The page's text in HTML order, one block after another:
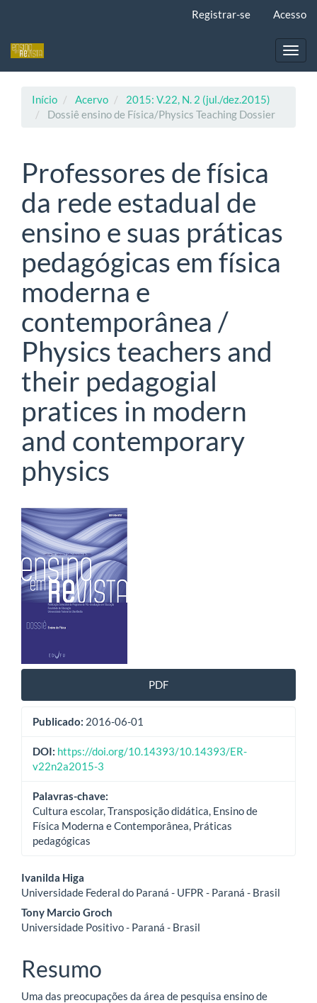
principal
Registrar-se Acesso
Início Acervo
2015: V.22, N. 2 (jul./dez.2015)
Dossiê ensino de Física/Physics Teaching Dossier
Professores de física
da rede estadual de
ensino e suas práticas
pedagógicas em física
moderna e
contemporânea /
Physics teachers and
their pedagogial
pratices in modern
and contemporary
physics
Barra
lateral
de
artigos
PDF
Publicado: 2016-06-01
DOI: https://doi.org/10.14393/10.14393/ER-
v22n2a2015-3
Palavras-chave:
Cultura escolar, Transposição didática, Ensino de
Física Moderna e Contemporânea, Práticas
pedagógicas
Conteúdo
do
artigo
principal
Ivanilda Higa
Universidade Federal do Paraná - UFPR - Paraná - Brasil
Tony Marcio Groch
Universidade Positivo - Paraná - Brasil
Resumo
Uma das preocupações da área de pesquisa ensino de